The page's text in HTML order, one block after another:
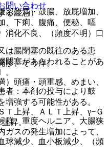
る注意）
腸閉塞の既往のある患
閉塞があらわれることがあ
。
者：本剤の投与により鼓
強する可能性がある。
群、重度ヘルニア、大腸狭
スの発生増加によって、
膨満・鼓腸、放屁増加、
、下痢、腹痛、便秘、嘔
消化不良、（頻度不明）口
疹、そう痒。
頭痛・頭重感、めまい、
上昇、ＡＬＴ上昇、γ−Ｇ
上昇。
減少、血小板減少、（頻
問い合わせ